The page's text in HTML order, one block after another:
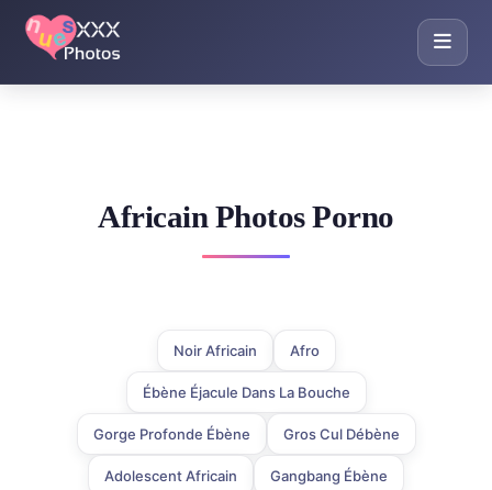
Africain Photos Porno
Noir Africain Afro
Ébène Éjacule Dans La Bouche
Gorge Profonde Ébène Gros Cul Débène
Adolescent Africain Gangbang Ébène